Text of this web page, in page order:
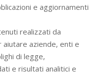
e aggiornamenti
realizzati da
aziende, enti e
di legge,
e risultati analitici e